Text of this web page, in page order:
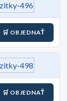
🛒 OBJEDNAŤ
🛒 OBJEDNAŤ